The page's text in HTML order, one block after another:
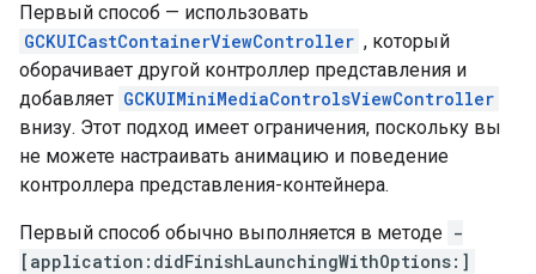
Первый способ — использовать
GCKUICastContainerViewController , который
оборачивает другой контроллер представления и
добавляет GCKUIMiniMediaControlsViewController
внизу. Этот подход имеет ограничения, поскольку вы
не можете настраивать анимацию и поведение
контроллера представления-контейнера.
Первый способ обычно выполняется в методе -
[application:didFinishLaunchingWithOptions:]